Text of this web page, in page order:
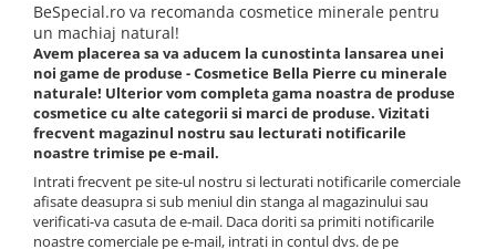
BeSpecial.ro va recomanda cosmetice minerale pentru
un machiaj natural!
Avem placerea sa va aducem la cunostinta lansarea unei
noi game de produse - Cosmetice Bella Pierre cu minerale
naturale! Ulterior vom completa gama noastra de produse
cosmetice cu alte categorii si marci de produse. Vizitati
frecvent magazinul nostru sau lecturati notificarile
noastre trimise pe e-mail.
Intrati frecvent pe site-ul nostru si lecturati notificarile comerciale
afisate deasupra si sub meniul din stanga al magazinului sau
verificati-va casuta de e-mail. Daca doriti sa primiti notificarile
noastre comerciale pe e-mail, intrati in contul dvs. de pe